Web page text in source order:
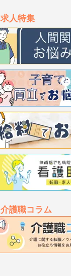
求人特集
介護職コラム